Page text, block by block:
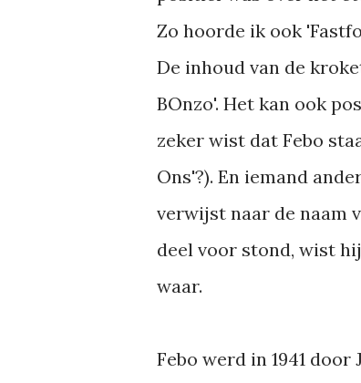
Zo hoorde ik ook
De inhoud van de
BOnzo'. Het kan ook
zeker wist dat Febo
Ons'?). En iemand
verwijst naar de naam
deel voor stond, wist
waar.
Febo werd in 1941